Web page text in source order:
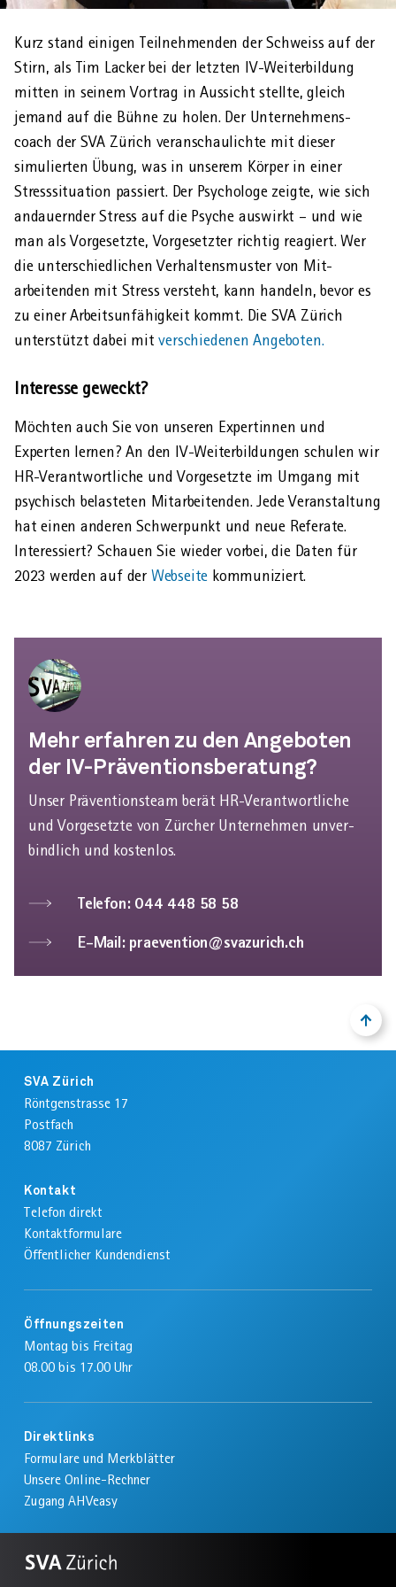
AHVeasy
Login
Schliessen
Kurz stand einigen Teil­nehmenden der Schweiss auf der
Stirn, als Tim Lacker bei der letzten IV-Weiter­bildung
mitten in seinem Vortrag in Aus­sicht stellte, gleich
jemand auf die Bühne zu holen. Der Unternehmens­
coach der SVA Zürich ver­anschaulichte mit dieser
simulierten Übung, was in unserem Körper in einer
Stress­situation passiert. Der Psychologe zeigte, wie sich
andauernder Stress auf die Psyche auswirkt – und wie
man als Vor­gesetzte, Vor­gesetzter richtig reagiert. Wer
die unter­schiedlichen Verhaltens­muster von Mit­
arbeitenden mit Stress ver­steht, kann handeln, bevor es
zu einer Arbeits­unfähigkeit kommt. Die SVA Zürich
unter­stützt dabei mitver­schiedenen An­geboten.
Interesse geweckt?
Möchten auch Sie von unseren Expertinnen und
Experten lernen? An den IV-Weiter­bildungen schulen wir
HR-Ver­antwortliche und Vor­gesetzte im Um­gang mit
psychisch belasteten Mit­arbeitenden. Jede Ver­anstaltung
hat einen anderen Schwer­punkt und neue Referate.
Interessiert? Schauen Sie wieder vorbei, die Daten für
2023 werden auf der Webseite kommuniziert.
Mehr erfahren zu den Angeboten
der IV-Präventionsberatung?
Unser Präventions­team berät HR-Verant­wortliche
und Vorgesetzte von Zürcher Unter­nehmen unver­
bindlich und kostenlos.
Telefon: 044 448 58 58
E-Mail: praevention@svazurich.ch
NACH
OBEN
ZUM
SVA Zürich
Röntgenstrasse 17
Postfach
8087 Zürich
Kontakt
Telefon direkt
Kontaktformulare
Öffentlicher Kundendienst
Öffnungszeiten
Montag bis Freitag
08.00 bis 17.00 Uhr
Direktlinks
Formulare und Merkblätter
Unsere Online-Rechner
Zugang AHVeasy
Zur